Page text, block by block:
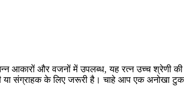
आकारों और वजनों में उपलब्ध, यह रत्न उच्च श्रेणी
या संग्राहक के लिए जरूरी है। चाहे आप एक अनोखा